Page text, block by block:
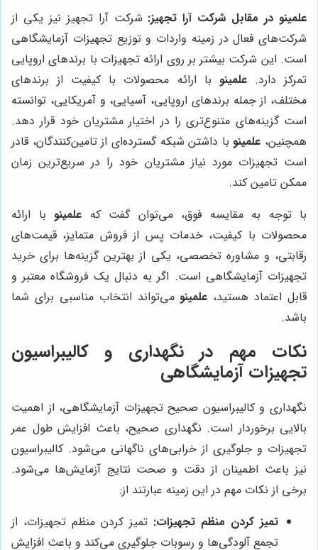
علمینودر مقابل شرکت آرا تجهیز: شرکت آرا تجهیز نیز یکی از
شرکت‌های فعال در زمینه واردات و توزیع تجهیزات آزمایشگاهی
است. این شرکت بیشتر بر روی ارائه تجهیزات با برندهای اروپایی
تمرکز دارد.علمینو با ارائه محصولات با کیفیت از برندهای
مختلف، از جمله برندهای اروپایی، آسیایی، و آمریکایی، توانسته
است گزینه‌های متنوع‌تری را در اختیار مشتریان خود قرار دهد.
همچنین، علمینوبا داشتن شبکه گسترده‌ای از تامین‌کنندگان، قادر
است تجهیزات مورد نیاز مشتریان خود را در سریع‌ترین زمان
ممکن تامین کند.
با توجه به مقایسه فوق، می‌توان گفت که علمینو با ارائه
محصولات با کیفیت، خدمات پس از فروش متمایز، قیمت‌های
رقابتی، و مشاوره تخصصی، یکی از بهترین گزینه‌ها برای خرید
تجهیزات آزمایشگاهی است. اگر به دنبال یک فروشگاه معتبر و
قابل اعتماد هستید، علمینومی‌تواند انتخاب مناسبی برای شما
باشد.
نکات مهم در نگهداری و کالیبراسیون
تجهیزات آزمایشگاهی
نگهداری و کالیبراسیون صحیح تجهیزات آزمایشگاهی، از اهمیت
بالایی برخوردار است. نگهداری صحیح، باعث افزایش طول عمر
تجهیزات و جلوگیری از خرابی‌های ناگهانی می‌شود. کالیبراسیون
نیز باعث اطمینان از دقت و صحت نتایج آزمایش‌ها می‌شود.
برخی از نکات مهم در این زمینه عبارتند از:
تمیز کردن منظم تجهیزات: تمیز کردن منظم تجهیزات، از
تجمع آلودگی‌ها و رسوبات جلوگیری می‌کند و باعث افزایش